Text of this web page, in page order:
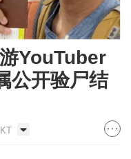
YouTuber
公开验尸结